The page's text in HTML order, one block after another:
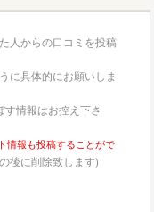
人からの口コミを投稿
に具体的にお願いしま
情報はお控え下さ
情報も投稿することがで
後に削除致します)